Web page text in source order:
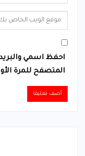
احفظ اسمي والبريد
المتصفح للمرة